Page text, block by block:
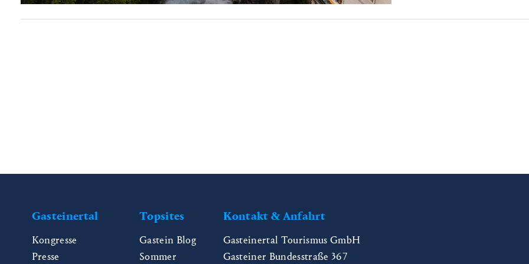
Gasteinertal
Kongresse
Presse
Topsites
Gastein Blog
Sommer
Kontakt & Anfahrt
Gasteinertal Tourismus GmbH
Gasteiner Bundesstraße 367